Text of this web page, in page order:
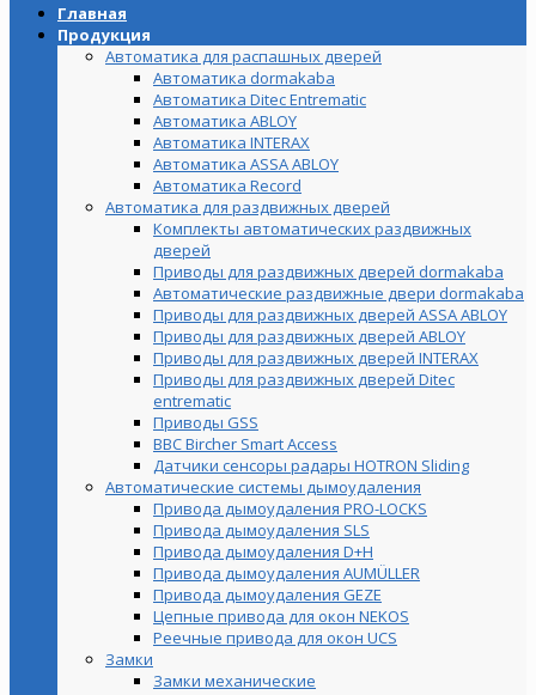
Главная
Продукция
Автоматика для распашных дверей
Автоматика dormakaba
Автоматика Ditec Entrematic
Автоматика ABLOY
Автоматика INTERAX
Автоматика ASSA ABLOY
Автоматика Record
Автоматика для раздвижных дверей
Комплекты автоматических раздвижных
дверей
Приводы для раздвижных дверей dormakaba
Автоматические раздвижные двери dormakaba
Приводы для раздвижных дверей ASSA ABLOY
Приводы для раздвижных дверей ABLOY
Приводы для раздвижных дверей INTERAX
Приводы для раздвижных дверей Ditec
entrematic
Приводы GSS
BBC Bircher Smart Access
Датчики сенсоры радары HOTRON Sliding
Автоматические системы дымоудаления
Привода дымоудаления PRO-LOCKS
Привода дымоудаления SLS
Привода дымоудаления D+H
Привода дымоудаления AUMÜLLER
Привода дымоудаления GEZE
Цепные привода для окон NEKOS
Реечные привода для окон UСS
Замки
Замки механические